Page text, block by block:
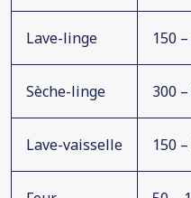
Lave-linge 150
Sèche-linge 300
Lave-vaisselle 150